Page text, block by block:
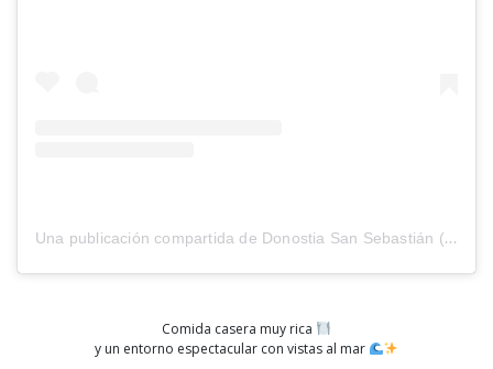
Una publicación compartida de Donostia San Sebastián (@sistersandthecity)
Comida casera muy rica
y un entorno espectacular con vistas al mar